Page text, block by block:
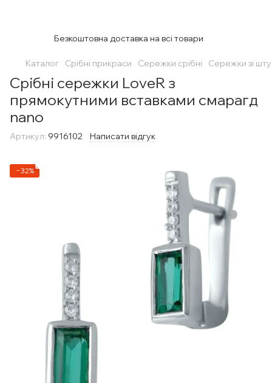
Безкоштовна доставка на всі товари
Каталог Срібні прикраси Сережки срібні Сережки зі
Срібні сережки LoveR з
прямокутними вставками смарагд
nano
Артикул: 9916102 Написати відгук
−32%